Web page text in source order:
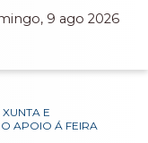
9 ago 2026
XUNTA E
APOIO Á FEIRA